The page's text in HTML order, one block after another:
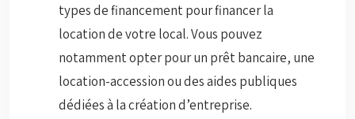
types de financement pour financer la
location de votre local. Vous pouvez
notamment opter pour un prêt bancaire, une
location-accession ou des aides publiques
dédiées à la création d’entreprise.